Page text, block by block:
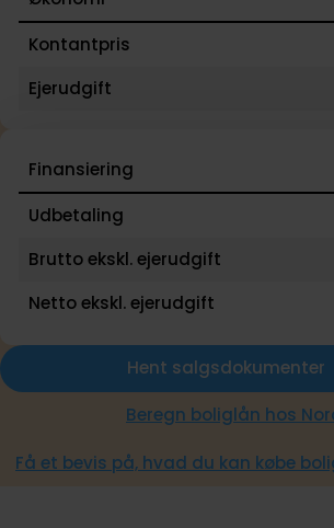
Kontantpris
Ejerudgift
Finansiering
Udbetaling
Brutto ekskl. ejerudgift
Netto ekskl. ejerudgift
Hent salgsdokumenter
Beregn boliglån hos
Få et bevis på, hvad du kan købe